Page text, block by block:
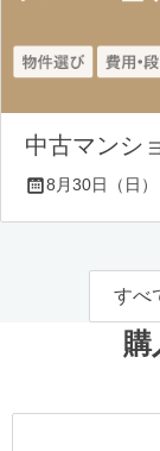
中古マンシ
8月30日（日
すべ
購